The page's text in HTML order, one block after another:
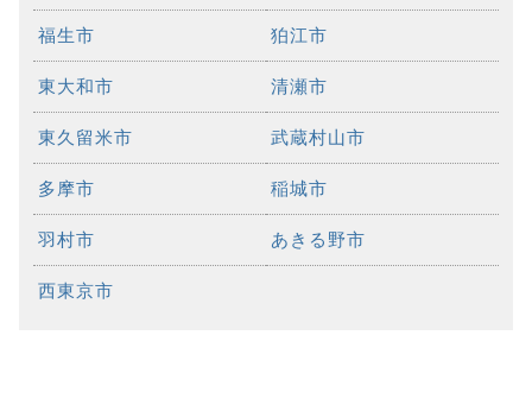
福生市 狛江市
東大和市 清瀬市
東久留米市 武蔵村山市
多摩市 稲城市
羽村市 あきる野市
西東京市